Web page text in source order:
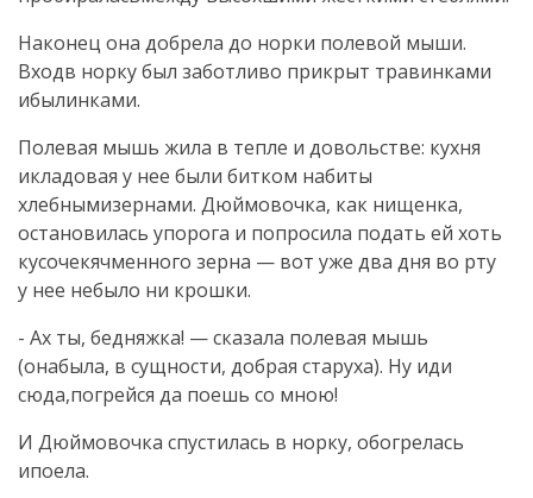
Наконец она добрела до норки полевой мыши.
Входв норку был заботливо прикрыт травинками
ибылинками.
Полевая мышь жила в тепле и довольстве: кухня
икладовая у нее были битком набиты
хлебнымизернами. Дюймовочка, как нищенка,
остановилась упорога и попросила подать ей хоть
кусочекячменного зерна — вот уже два дня во рту
у нее небыло ни крошки.
- Ах ты, бедняжка! — сказала полевая мышь
(онабыла, в сущности, добрая старуха). Ну иди
сюда,погрейся да поешь со мною!
И Дюймовочка спустилась в норку, обогрелась
ипоела.